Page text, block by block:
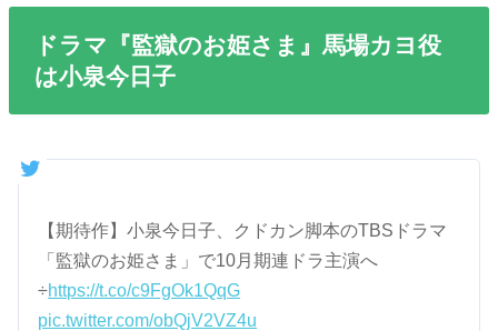
ドラマ『監獄のお姫さま』馬場カヨ役
は小泉今日子
【期待作】小泉今日子、クドカン脚本のTBSドラマ
「監獄のお姫さま」で10月期連ドラ主演へ
÷https://t.co/c9FgOk1QqG
pic.twitter.com/obQjV2VZ4u